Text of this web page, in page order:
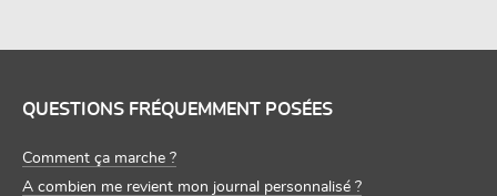
QUESTIONS FRÉQUEMMENT POSÉES
Comment ça marche ?
A combien me revient mon journal personnalisé ?